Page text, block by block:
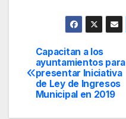
Navegación
de
entradas
Capacitan a los
ayuntamientos para
presentar Iniciativa
de Ley de Ingresos
Municipal en 2019